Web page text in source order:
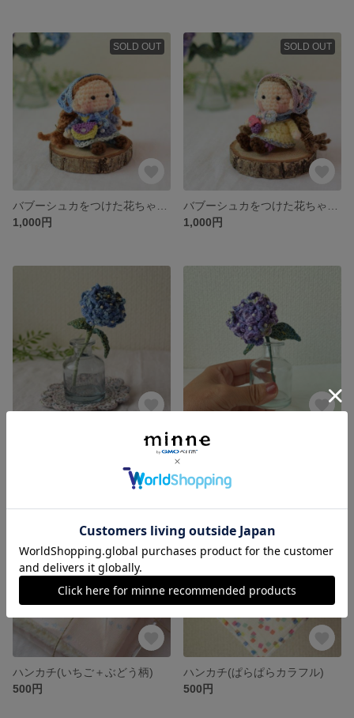
SOLD OUT
1,000円
SOLD OUT
1,000円
編み花 紫陽花(紫)
550円
ハンカチ(いちご＋ぶどう柄)
500円
ハンカチ(ぱらぱらカラフル)
500円